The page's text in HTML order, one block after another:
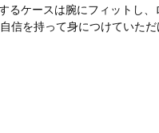
るケースは腕にフィットし
を持って身につけていただ